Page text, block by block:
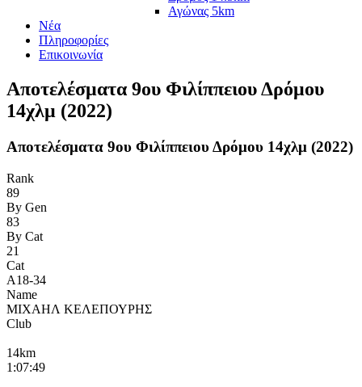
Αγώνας 5km
Νέα
Πληροφορίες
Επικοινωνία
Αποτελέσματα 9ου Φιλίππειου Δρόμου
14χλμ (2022)
Αποτελέσματα 9ου Φιλίππειου Δρόμου 14χλμ (2022)
Rank
89
By Gen
83
By Cat
21
Cat
Α18-34
Name
ΜΙΧΑΗΛ ΚΕΛΕΠΟΥΡΗΣ
Club
14km
1:07:49